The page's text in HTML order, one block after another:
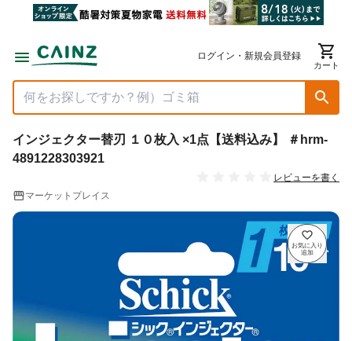
ログイン・新規会員登録
カート
インジェクター替刃 １０枚入 ×1点【送料込み】 ＃hrm-
4891228303921
レビューを書く
マーケットプレイス